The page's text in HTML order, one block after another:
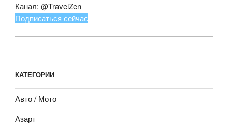
Канал: @TravelZen
Подписаться сейчас
КАТЕГОРИИ
Авто / Мото
Азарт